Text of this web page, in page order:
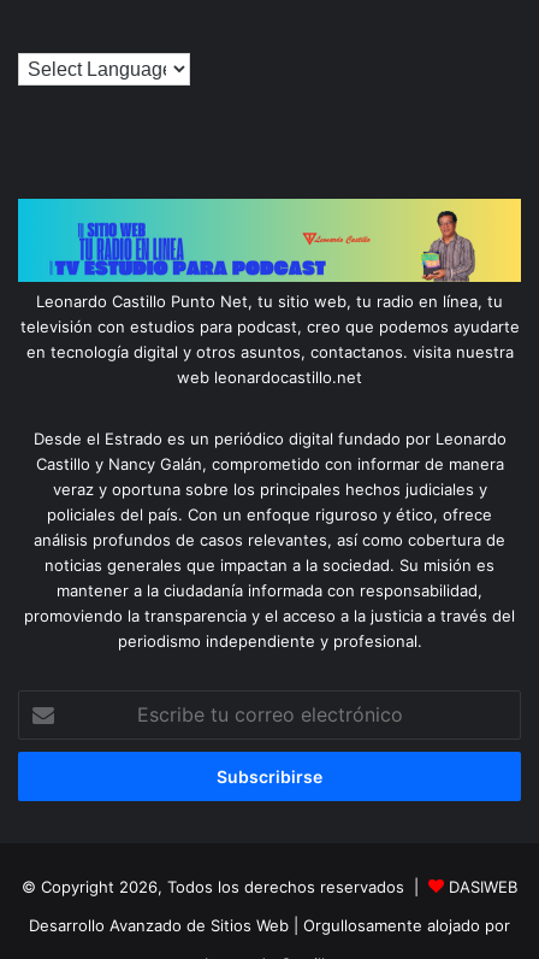
Leonardo Castillo Punto Net, tu sitio web, tu radio en línea, tu
televisión con estudios para podcast, creo que podemos ayudarte
en tecnología digital y otros asuntos, contactanos. visita nuestra
web leonardocastillo.net
Desde el Estrado es un periódico digital fundado por Leonardo
Castillo y Nancy Galán, comprometido con informar de manera
veraz y oportuna sobre los principales hechos judiciales y
policiales del país. Con un enfoque riguroso y ético, ofrece
análisis profundos de casos relevantes, así como cobertura de
noticias generales que impactan a la sociedad. Su misión es
mantener a la ciudadanía informada con responsabilidad,
promoviendo la transparencia y el acceso a la justicia a través del
periodismo independiente y profesional.
correo
© Copyright 2026, Todos los derechos reservados |
DASIWEB
Desarrollo Avanzado de Sitios Web | Orgullosamente alojado por